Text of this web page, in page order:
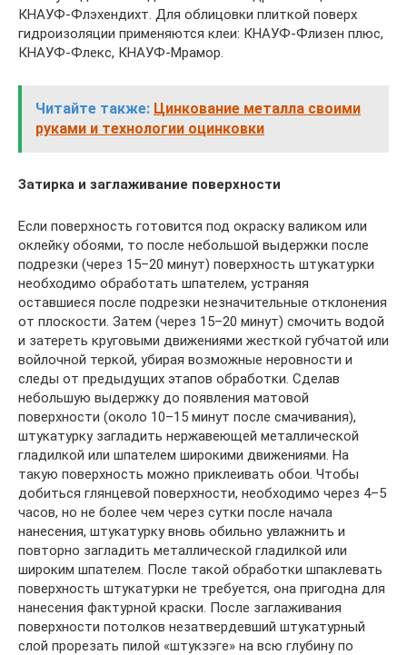
КНАУФ-Флэхендихт. Для облицовки плиткой поверх
гидроизоляции применяются клеи: КНАУФ-Флизен плюс,
КНАУФ-Флекс, КНАУФ-Мрамор.
Читайте также: Цинкование металла своими
руками и технологии оцинковки
Затирка и заглаживание поверхности
Если поверхность готовится под окраску валиком или
оклейку обоями, то после небольшой выдержки после
подрезки (через 15–20 минут) поверхность штукатурки
необходимо обработать шпателем, устраняя
оставшиеся после подрезки незначительные отклонения
от плоскости. Затем (через 15–20 минут) смочить водой
и затереть круговыми движениями жесткой губчатой или
войлочной теркой, убирая возможные неровности и
следы от предыдущих этапов обработки. Сделав
небольшую выдержку до появления матовой
поверхности (около 10–15 минут после смачивания),
штукатурку загладить нержавеющей металлической
гладилкой или шпателем широкими движениями. На
такую поверхность можно приклеивать обои. Чтобы
добиться глянцевой поверхности, необходимо через 4–5
часов, но не более чем через сутки после начала
нанесения, штукатурку вновь обильно увлажнить и
повторно загладить металлической гладилкой или
широким шпателем. После такой обработки шпаклевать
поверхность штукатурки не требуется, она пригодна для
нанесения фактурной краски. После заглаживания
поверхности потолков незатвердевший штукатурный
слой прорезать пилой «штукзэге» на всю глубину по